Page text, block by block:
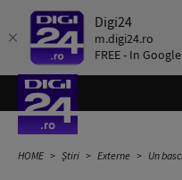
Digi24
m.digi24.ro
FREE - In
HOME Știri Externe Un